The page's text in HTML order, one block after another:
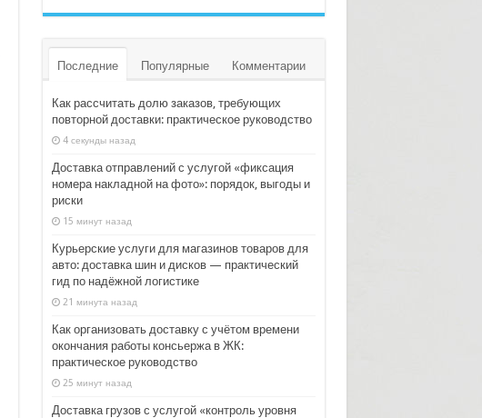
Последние Популярные Комментарии
Как рассчитать долю заказов, требующих
повторной доставки: практическое руководство
4 секунды назад
Доставка отправлений с услугой «фиксация
номера накладной на фото»: порядок, выгоды и
риски
15 минут назад
Курьерские услуги для магазинов товаров для
авто: доставка шин и дисков — практический
гид по надёжной логистике
21 минута назад
Как организовать доставку с учётом времени
окончания работы консьержа в ЖК:
практическое руководство
25 минут назад
Доставка грузов с услугой «контроль уровня